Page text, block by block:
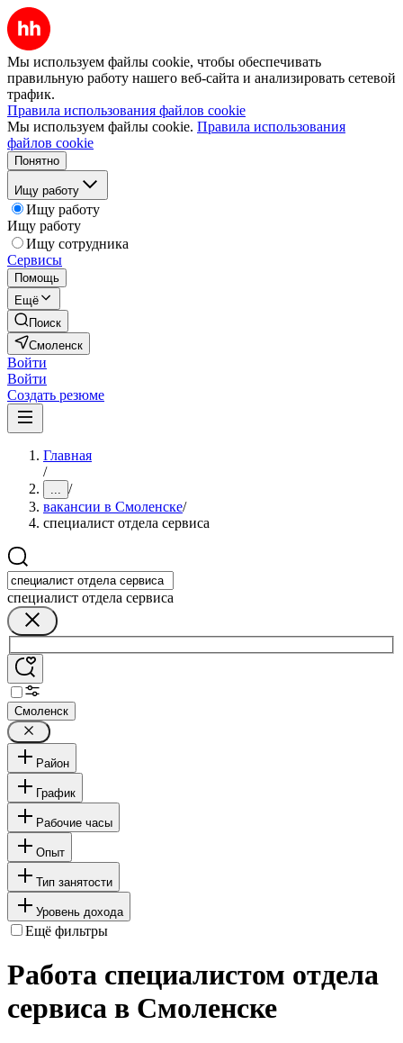
Мы используем файлы cookie, чтобы обеспечивать
правильную работу нашего веб-сайта и анализировать сетевой
трафик.
Правила использования файлов cookie
Мы используем файлы cookie. Правила использования
файлов cookie
Понятно
Ищу работу
Ищу работу
Ищу работу
Ищу сотрудника
Сервисы
Помощь
Ещё
Поиск
Смоленск
Войти
Войти
Создать резюме
Главная
/
... /
вакансии в Смоленске/
специалист отдела сервиса
специалист отдела сервиса
Смоленск
Район
График
Рабочие часы
Опыт
Тип занятости
Уровень дохода
Ещё фильтры
Работа специалистом отдела
сервиса в Смоленске